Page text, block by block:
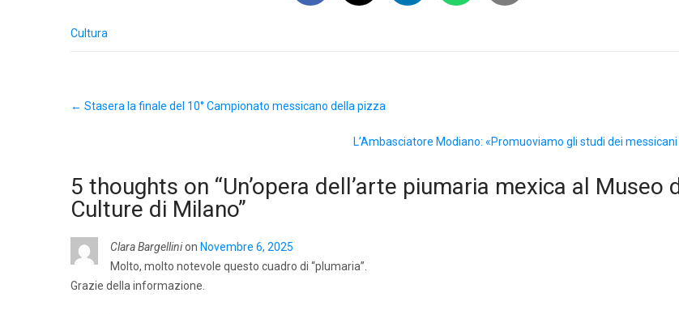
Cultura
navigation
← Stasera la finale del 10° Campionato messicano della pizza
L’Ambasciatore Modiano: «Promuoviamo gli studi dei messicani
5 thoughts on “Un’opera dell’arte piumaria mexica al Museo
Culture di Milano”
Clara Bargellinion Novembre 6, 2025
Molto, molto notevole questo cuadro di “plumaria”.
Grazie della informazione.